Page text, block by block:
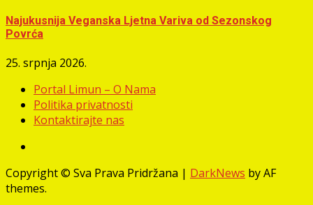
Najukusnija Veganska Ljetna Variva od Sezonskog
Povrća
25. srpnja 2026.
Portal Limun – O Nama
Politika privatnosti
Kontaktirajte nas
Copyright © Sva Prava Pridržana | DarkNews by AF
themes.